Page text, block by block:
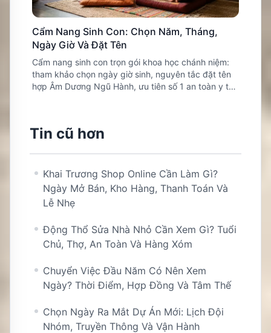
Cẩm Nang Sinh Con: Chọn Năm, Tháng,
Ngày Giờ Và Đặt Tên
Cẩm nang sinh con trọn gói khoa học chánh niệm:
tham khảo chọn ngày giờ sinh, nguyên tắc đặt tên
hợp Âm Dương Ngũ Hành, ưu tiên số 1 an toàn y tế
Tin cũ hơn
Khai Trương Shop Online Cần Làm Gì?
Ngày Mở Bán, Kho Hàng, Thanh Toán Và
Lễ Nhẹ
Động Thổ Sửa Nhà Nhỏ Cần Xem Gì? Tuổi
Chủ, Thợ, An Toàn Và Hàng Xóm
Chuyển Việc Đầu Năm Có Nên Xem
Ngày? Thời Điểm, Hợp Đồng Và Tâm Thế
Chọn Ngày Ra Mắt Dự Án Mới: Lịch Đội
Nhóm, Truyền Thông Và Vận Hành